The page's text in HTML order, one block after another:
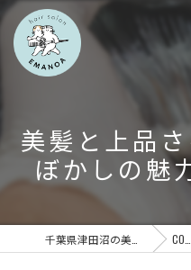
美髪と上品
ぼかしの魅
COLUMN